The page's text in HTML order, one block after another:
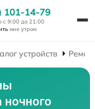
101-14-79
с 9:00 до 21:00
мне утром
устройств
ночного